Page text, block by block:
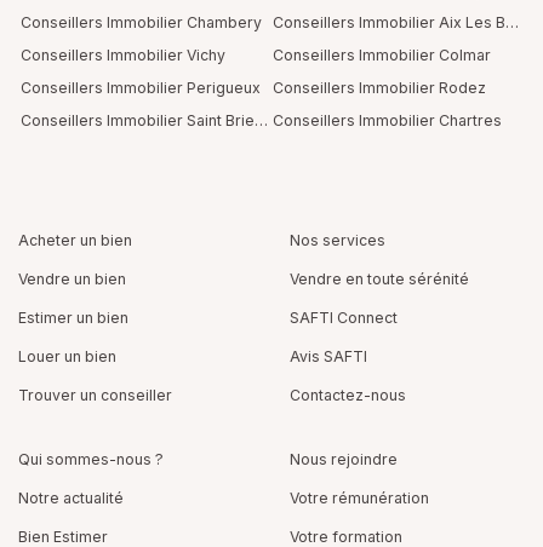
Conseillers Immobilier Chambery
Conseillers Immobilier Aix Les Bains
Conseillers Immobilier Vichy
Conseillers Immobilier Colmar
Conseillers Immobilier Perigueux
Conseillers Immobilier Rodez
Conseillers Immobilier Saint Brieuc Conseillers Immobilier Chartres
Acheter un bien
Vendre un bien
Estimer un bien
Louer un bien
Trouver un conseiller
Nos services
Vendre en toute sérénité
SAFTI Connect
Avis SAFTI
Contactez-nous
Qui sommes-nous ?
Notre actualité
Bien Estimer
Nous rejoindre
Votre rémunération
Votre formation